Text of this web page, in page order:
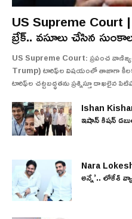
US Supreme Court |
బ్రేక్.. వసూలు చేసిన
US Supreme Court: ప్రపంచ
Trump) టారిఫ్‌ల విషయంలో తాజాగా కీలక
టారిఫ్‌ల చట్టబద్ధతను ప్రశ్నిస్తూ దాఖలైన
Ishan
ఇషాన్ కిషన్
Nara
అన్నే’.. లోకేశ్